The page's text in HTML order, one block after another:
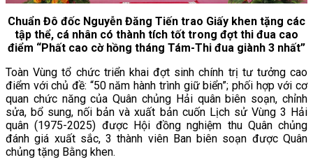
Chuẩn Đô đốc Nguyễn Đăng Tiến trao Giấy khen tặng các
tập thể, cá nhân có thành tích tốt trong đợt thi đua cao
điểm “Phất cao cờ hồng tháng Tám-Thi đua giành 3 nhất”
Toàn Vùng tổ chức triển khai đợt sinh chính trị tư tưởng cao
điểm với chủ đề: “50 năm hành trình giữ biển”; phối hợp với cơ
quan chức năng của Quân chủng Hải quân biên soạn, chỉnh
sửa, bổ sung, nối bản và xuất bản cuốn Lịch sử Vùng 3 Hải
quân (1975-2025) được Hội đồng nghiệm thu Quân chủng
đánh giá xuất sắc, 3 thành viên Ban biên soạn được Quân
chủng tặng Bằng khen.